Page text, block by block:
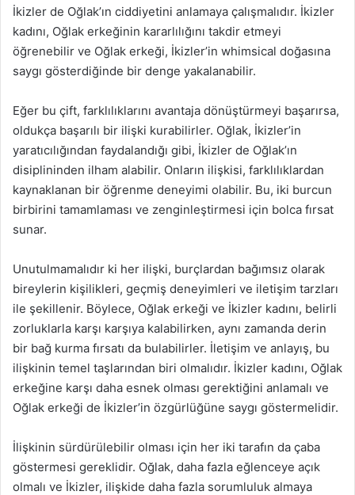
İkizler de Oğlak’ın ciddiyetini anlamaya çalışmalıdır. İkizler
kadını, Oğlak erkeğinin kararlılığını takdir etmeyi
öğrenebilir ve Oğlak erkeği, İkizler’in whimsical doğasına
saygı gösterdiğinde bir denge yakalanabilir.
Eğer bu çift, farklılıklarını avantaja dönüştürmeyi başarırsa,
oldukça başarılı bir ilişki kurabilirler. Oğlak, İkizler’in
yaratıcılığından faydalandığı gibi, İkizler de Oğlak’ın
disiplininden ilham alabilir. Onların ilişkisi, farklılıklardan
kaynaklanan bir öğrenme deneyimi olabilir. Bu, iki burcun
birbirini tamamlaması ve zenginleştirmesi için bolca fırsat
sunar.
Unutulmamalıdır ki her ilişki, burçlardan bağımsız olarak
bireylerin kişilikleri, geçmiş deneyimleri ve iletişim tarzları
ile şekillenir. Böylece, Oğlak erkeği ve İkizler kadını, belirli
zorluklarla karşı karşıya kalabilirken, aynı zamanda derin
bir bağ kurma fırsatı da bulabilirler. İletişim ve anlayış, bu
ilişkinin temel taşlarından biri olmalıdır. İkizler kadını, Oğlak
erkeğine karşı daha esnek olması gerektiğini anlamalı ve
Oğlak erkeği de İkizler’in özgürlüğüne saygı göstermelidir.
İlişkinin sürdürülebilir olması için her iki tarafın da çaba
göstermesi gereklidir. Oğlak, daha fazla eğlenceye açık
olmalı ve İkizler, ilişkide daha fazla sorumluluk almaya